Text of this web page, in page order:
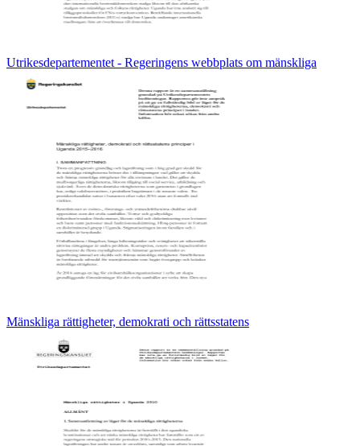
Utrikesdepartementet - Regeringens webbplats om mänskliga
Mänskliga rättigheter, demokrati och rättsstatens